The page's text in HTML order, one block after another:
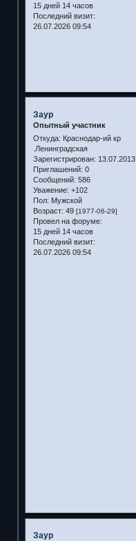
15 дней 14 часов
Последний визит:
26.07.2026 09:54
Заур
Опытный участник
Откуда: Краснодар-ий кр
.Ленинградская
Зарегистрирован: 13.07.2013
Приглашений: 0
Сообщений: 586
Уважение: +102
Пол: Мужской
Возраст: 49 [1977-06-29]
Провел на форуме:
15 дней 14 часов
Последний визит:
26.07.2026 09:54
Заур